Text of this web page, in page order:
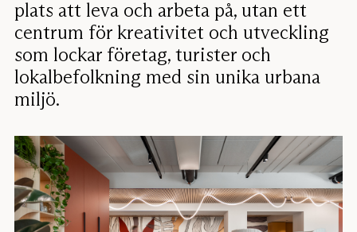
plats att leva och arbeta på, utan ett
centrum för kreativitet och utveckling
som lockar företag, turister och
lokalbefolkning med sin unika urbana
miljö.